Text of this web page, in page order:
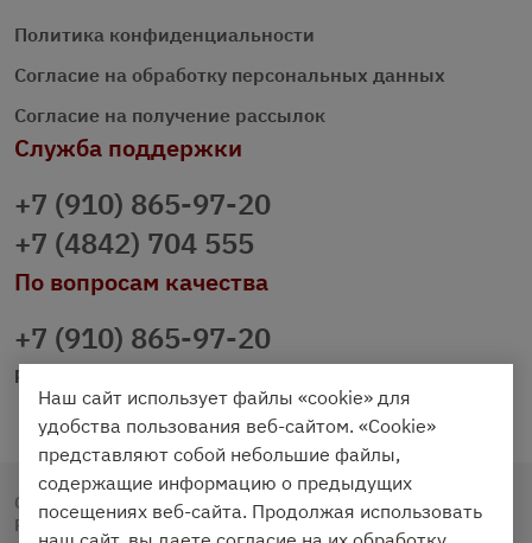
Политика конфиденциальности
Согласие на обработку персональных данных
Согласие на получение рассылок
Служба поддержки
+7 (910) 865-97-20
+7 (4842) 704 555
По вопросам качества
+7 (910) 865-97-20
prazdnichniy40@palmi.ru
Copyright © 2020 - 2026. Праздничный Стол.
Разработка и продвижение - Vegas Studio
Наш сайт использует файлы «cookie» для
удобства пользования веб-сайтом. «Cookie»
представляют собой небольшие файлы,
содержащие информацию о предыдущих
посещениях веб-сайта. Продолжая использовать